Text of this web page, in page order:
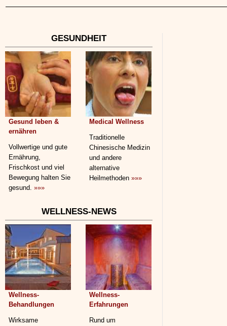
GESUNDHEIT
Gesund leben &
ernähren
Vollwertige und gute
Ernährung,
Frischkost und viel
Bewegung halten Sie
gesund. »»»
Medical Wellness
Traditionelle
Chinesische Medizin
und andere
alternative
Heilmethoden »»»
WELLNESS-NEWS
Wellness-
Behandlungen
Wirksame
Wellness-
Erfahrungen
Rund um